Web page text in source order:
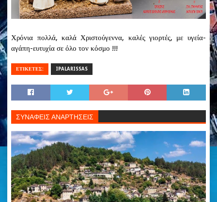
Χρόνια πολλά, καλά Χριστούγεννα, καλές γιορτές, με υγεία-
αγάπη-ευτυχία σε όλο τον κόσμο !!!
ΕΤΙΚΕΤΕΣ: IPALARISSAS
ΣΥΝΑΦΕΙΣ ΑΝΑΡΤΗΣΕΙΣ